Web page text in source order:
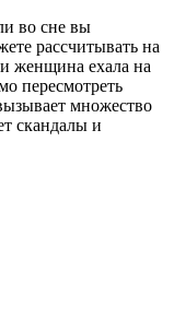
во сне вы
рассчитывать на
женщина ехала на
пересмотреть
множество
скандалы и